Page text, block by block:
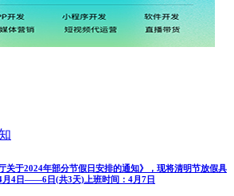
关于2024年部分节假日安排的通知》，现将清明节放假具
月4日——6日(共3天)上班时间：4月7日